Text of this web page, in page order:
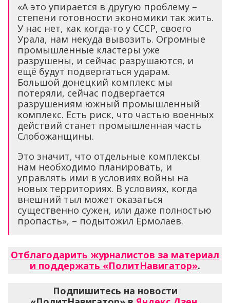
«А это упирается в другую проблему –
степени готовности экономики так жить.
У нас нет, как когда-то у СССР, своего
Урала, нам некуда вывозить. Огромные
промышленные кластеры уже
разрушены, и сейчас разрушаются, и
ещё будут подвергаться ударам.
Большой донецкий комплекс мы
потеряли, сейчас подвергается
разрушениям южный промышленный
комплекс. Есть риск, что частью военных
действий станет промышленная часть
Слобожанщины.
Это значит, что отдельные комплексы
нам необходимо планировать, и
управлять ими в условиях войны на
новых территориях. В условиях, когда
внешний тыл может оказаться
существенно сужен, или даже полностью
пропасть», – подытожил Ермолаев.
Отблагодарить журналистов за материал
и поддержать «ПолитНавигатор».
Подпишитесь на новости